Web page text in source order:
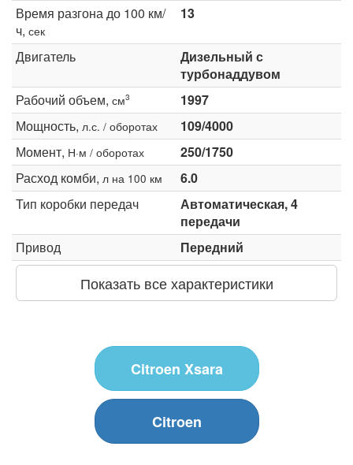
Время разгона до 100 км/
ч, сек
13
Двигатель
Дизельный с
турбонаддувом
Рабочий объем, см3
1997
Мощность, л.с. / оборотах
109/4000
Момент, Н·м / оборотах
250/1750
Расход комби, л на 100 км
6.0
Тип коробки передач
Автоматическая, 4
передачи
Привод
Передний
Показать все характеристики
Citroen Xsara
Citroen